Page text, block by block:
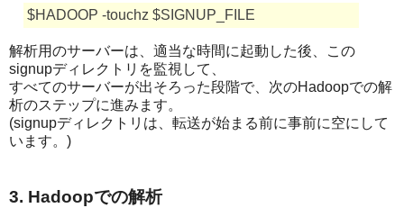
$HADOOP -touchz $SIGNUP_FILE
解析用のサーバーは、適当な時間に起動した後、この
signupディレクトリを監視して、
すべてのサーバーが出そろった段階で、次のHadoopでの解
析のステップに進みます。
(signupディレクトリは、転送が始まる前に事前に空にして
います。)
3. Hadoopでの解析